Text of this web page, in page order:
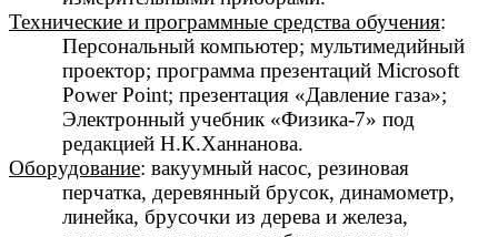
Технические и программные средства обучения:
Персональный компьютер; мультимедийный
проектор; программа презентаций Microsoft
Рower Рoint; презентация «Давление газа»;
Электронный учебник «Физика-7» под
редакцией Н.К.Ханнанова.
Оборудование: вакуумный насос, резиновая
перчатка, деревянный брусок, динамометр,
линейка, брусочки из дерева и железа,